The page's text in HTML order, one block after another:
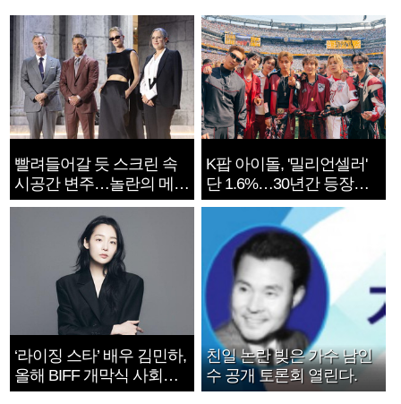
빨려들어갈 듯 스크린 속
시공간 변주…놀란의 메시
지는 ‘전쟁 속죄’
K팝 아이돌, '밀리언셀러'
단 1.6%…30년간 등장
1182개팀 전수조사
‘라이징 스타’ 배우 김민하,
올해 BIFF 개막식 사회자
확정
친일 논란 빚은 가수 남인
수 공개 토론회 열린다.